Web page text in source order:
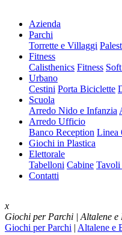
Azienda
Parchi
Torrette e Villaggi
Fitness
Calisthenics Fitness
Urbano
Cestini Porta Biciclette
Scuola
Arredo Nido e Infanzia
Arredo Ufficio
Banco Reception Linea
Giochi in Plastica
Elettorale
Tabelloni Cabine Tavoli
Contatti
x
Giochi per Parchi | Altalene e
Giochi per Parchi | Altalene e